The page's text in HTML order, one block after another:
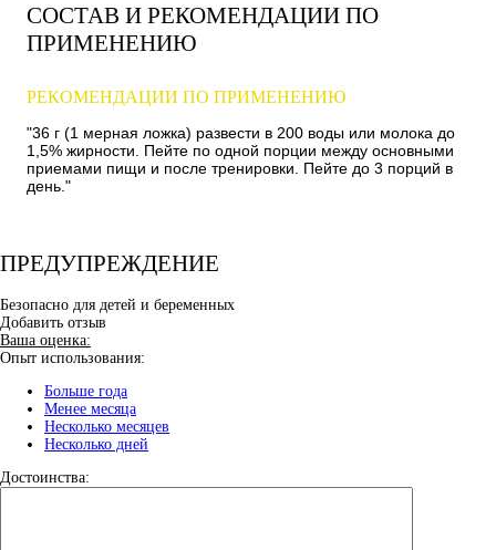
СОСТАВ И РЕКОМЕНДАЦИИ ПО
ПРИМЕНЕНИЮ
РЕКОМЕНДАЦИИ ПО ПРИМЕНЕНИЮ
"36 г (1 мерная ложка) развести в 200 воды или молока до
1,5% жирности. Пейте по одной порции между основными
приемами пищи и после тренировки. Пейте до 3 порций в
день."
ПРЕДУПРЕЖДЕНИЕ
Безопасно для детей и беременных
Добавить отзыв
Ваша оценка:
Опыт использования:
Больше года
Менее месяца
Несколько месяцев
Несколько дней
Достоинства: